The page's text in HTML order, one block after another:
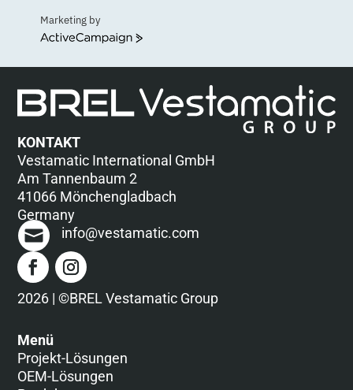
Marketing by
ActiveCampaign
KONTAKT
Vestamatic International GmbH
Am Tannenbaum 2
41066 Mönchengladbach
Germany
info@vestamatic.com
2026 | ©BREL Vestamatic Group
Menü
Projekt-Lösungen
OEM-Lösungen